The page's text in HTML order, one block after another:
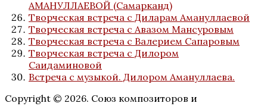
АМАНУЛЛАЕВОЙ (Самарканд)
Творческая встреча с Диларам Амануллаевой
Творческая встреча с Авазом Мансуровым
Творческая встреча с Валерием Сапаровым
Творческая встреча с Дилором
Саидаминовой
Встреча с музыкой. Дилором Амануллаева.
Copyright © 2026. Союз композиторов и